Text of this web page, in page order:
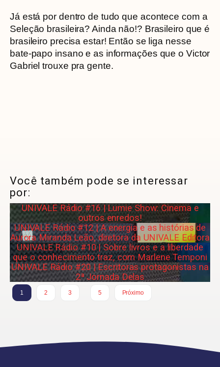
Já está por dentro de tudo que acontece com a
Seleção brasileira? Ainda não!? Brasileiro que é
brasileiro precisa estar! Então se liga nesse
bate-papo insano e as informações que o Victor
Gabriel trouxe pra gente.
Você também pode se interessar
por:
UNIVALE Rádio #16 | Lumie Show: Cinema e
outros enredos!
UNIVALE Rádio #12 | A energia e as histórias de
Aurora Miranda Leão, diretora da UNIVALE Editora
UNIVALE Rádio #10 | Sobre livros e a liberdade
que o conhecimento traz, com Marlene Temponi
UNIVALE Rádio #20 | Escritoras protagonistas na
2ª Jornada Delas
1 2 3
5
Próximo